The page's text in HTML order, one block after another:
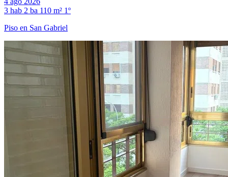
3 hab 2 ba 110 m² 1º
Piso en San Gabriel